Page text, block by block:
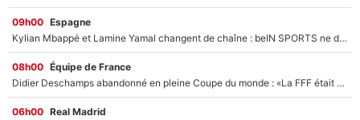
09h00 Espagne
Kylian Mbappé et Lamine Yamal changent de chaîne : beIN SPORTS ne digère pas cette décision historique et prédit un fiasco pour la Liga
08h00 Équipe de France
Didier Deschamps abandonné en pleine Coupe du monde : «La FFF était déjà passée à Zinedine Zidane»
06h00 Real Madrid